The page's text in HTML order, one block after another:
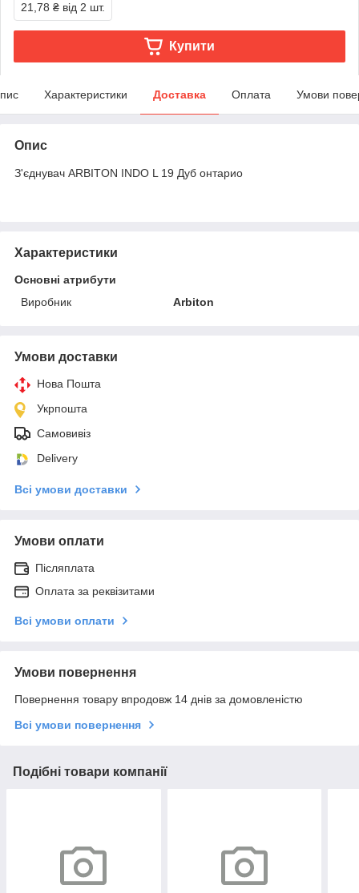
21,78 ₴ від 2 шт.
Купити
Характеристики Доставка Оплата Умови
Опис
З'єднувач ARBITON INDO L 19 Дуб онтарио
Характеристики
Основні атрибути
Виробник
Arbiton
Умови доставки
Нова Пошта
Укрпошта
Самовивіз
Delivery
Всі умови доставки
Умови оплати
Післяплата
Оплата за реквізитами
Всі умови оплати
Умови повернення
Повернення товару впродовж 14 днів за домовленістю
Всі умови повернення
Подібні товари компанії